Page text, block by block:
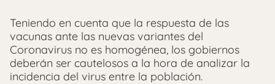
Teniendo en cuenta que la respuesta de las
vacunas ante las nuevas variantes del
Coronavirus no es homogénea, los gobiernos
deberán ser cautelosos a la hora de analizar la
incidencia del virus entre la población.